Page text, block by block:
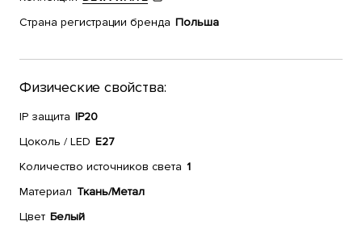
Страна регистрации бренда Польша
Физические свойства:
IP защита IP20
Цоколь / LED E27
Количество источников света 1
Материал Ткань/Метал
Цвет Белый